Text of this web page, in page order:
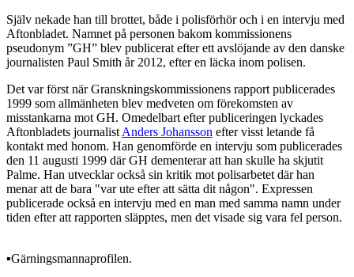
Själv nekade han till brottet, både i polisförhör och i en intervju med
Aftonbladet. Namnet på personen bakom kommissionens
pseudonym ”GH” blev publicerat efter ett avslöjande av den danske
journalisten Paul Smith år 2012, efter en läcka inom polisen.
Det var först när Granskningskommissionens rapport publicerades
1999 som allmänheten blev medveten om förekomsten av
misstankarna mot GH. Omedelbart efter publiceringen lyckades
Aftonbladets journalist Anders Johansson efter visst letande få
kontakt med honom. Han genomförde en intervju som publicerades
den 11 augusti 1999 där GH dementerar att han skulle ha skjutit
Palme. Han utvecklar också sin kritik mot polisarbetet där han
menar att de bara "var ute efter att sätta dit någon". Expressen
publicerade också en intervju med en man med samma namn under
tiden efter att rapporten släpptes, men det visade sig vara fel person.
▪︎Gärningsmannaprofilen.